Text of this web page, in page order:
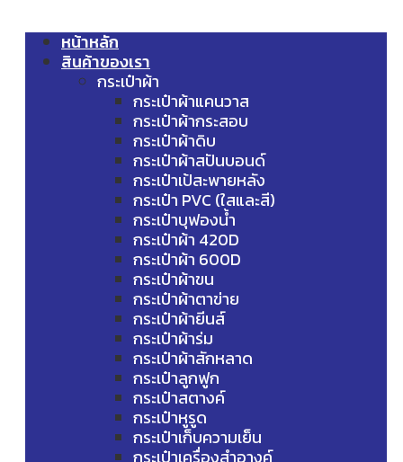
หน้าหลัก
สินค้าของเรา
กระเป๋าผ้า
กระเป๋าผ้าแคนวาส
กระเป๋าผ้ากระสอบ
กระเป๋าผ้าดิบ
กระเป๋าผ้าสปันบอนด์
กระเป๋าเป้สะพายหลัง
กระเป๋า PVC (ใสและสี)
กระเป๋าบุฟองน้ำ
กระเป๋าผ้า 420D
กระเป๋าผ้า 600D
กระเป๋าผ้าขน
กระเป๋าผ้าตาข่าย
กระเป๋าผ้ายีนส์
กระเป๋าผ้าร่ม
กระเป๋าผ้าสักหลาด
กระเป๋าลูกฟูก
กระเป๋าสตางค์
กระเป๋าหูรูด
กระเป๋าเก็บความเย็น
กระเป๋าเครื่องสำอางค์